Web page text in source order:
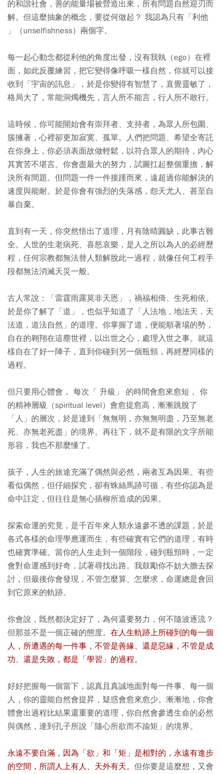
的和諧社會，善的能量場被營造出來，所有問題自然迎刃而
解。但這麼抽象的概念，要從何做起？ 我認為只有「利他
」（unselfishness）兩個字。
每一起心動念都從利他的角度出發，沒有我執（ego）在裡
面，如此反覆練習，把它變得像呼吸一樣自然，你就可以接
收到「宇宙的訊息」，於是你變得有智慧了，直覺靈敏了，
格局大了，常能洞燭機先，言人所不能言，行人所不敢行。
這時候，你可能開始會有崇拜者、支持者，為眾人所包圍、
簇擁著，心裡卻更加寂寞、孤單。人們把問題、希望全寄託
在你身上，你必須表面故做輕鬆，以符合眾人的期待，內心
其實苦不堪言。你會盡最大的努力，試圖扛起整個重擔，解
決所有間題。但問題一件一件接踵而來，遠超過你能解決的
速度與能耐。於是你會有強烈的失落感，怨天尤人、甚至自
暴自棄。
直到有一天，你突然悟出了道理，月有陰晴圓缺，此事古難
全。人世的生老病死、喜怒哀樂，是人之所以為人的必經歷
程，任何宗教都無法替人類解脫此一過程，就像任何工程手
段都無法消滅天災一般。
古人常說：「雷霆雨露莫非天恩」，禍福相倚、生死相依。
於是你了解了「道」，也似乎知道了「人法地，地法天，天
法道，道法自然」的道理。你掌握了道，便能順著場的勢，
自在的翱翔在這塵世裡，以出世之心，處理入世之事。就這
樣自在了好一陣子，直到你碰到另一個瓶頸，再經歷同樣的
過程。
但只要用心體會， 每次「 升級」 的時間會愈來愈短， 你
的精神層級（spiritual level）會愈提愈高，漸漸跳脫了
「人」的層次，於是達到「無無明，亦無無明盡，乃至無老
死、亦無老死盡」的境界。再往下，就不是有限的文字所能
形容，我也不那麼懂了。
孩子，人生的旅途充滿了偶然與必然，兩者互為因果。有些
看似偶然，但仔細探究，卻有蛛絲馬跡可循，有些你認為是
命中註定，但往往是無心插柳所造成的因果。
探索命運的究竟，是千百年來人類永遠參不透的課題，於是
各式各樣的命理學應運而生，有些確實有它們的道理，有時
也確實準確。當你的人生走到一個階段，碰到瓶頸時，一定
會對命運感到好奇，試著尋找出路。我鼓勵你不妨大膽去探
討，但最後你會發現，不管怎麼算、怎麼求，命運總是會回
到它原來的軌跡。
你會說，既然都決定好了，為何還要努力，何不隨波逐流？
但那並不是一個正確的態度。 在人生軌跡上所碰到的每一個
人，所遭遇的每一件事，不管是善緣、還是惡緣，不管是成
功、還是失敗，都是「學習」的過程。
好好把握每一個當下，認真且真誠地面對每一件事、每一個
人，你的靈能自然會提昇，疑惑會愈來愈少。漸漸地，你會
體會出過程比結果還重要的道理，你自然會參透生命的必然
與偶然，達到孔子所說「隨心所欲而不踰矩」的境界。
永遠不要自滿，因為「欲」和「矩」是相對的，永遠有進步
的空間，所謂人上有人、天外有天。 但你要是這麼想，又會